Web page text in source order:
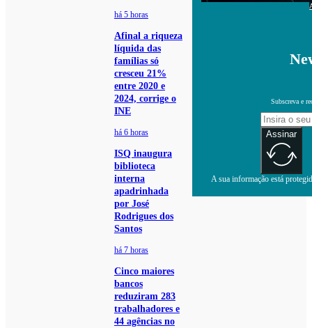
há 5 horas
Afinal a riqueza
líquida das
famílias só
cresceu 21%
entre 2020 e
2024, corrige o
INE
há 6 horas
ISQ inaugura
biblioteca
interna
apadrinhada
por José
Rodrigues dos
Santos
há 7 horas
Cinco maiores
bancos
reduziram 283
trabalhadores e
44 agências no
Subscreva e
Assinar
A sua informação está